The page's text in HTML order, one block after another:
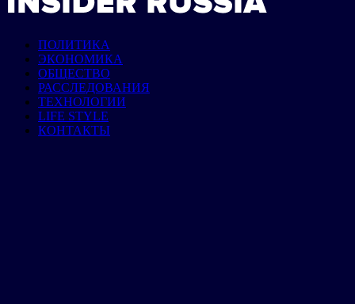
ПОЛИТИКА
ЭКОНОМИКА
ОБЩЕСТВО
РАССЛЕДОВАНИЯ
ТЕХНОЛОГИИ
LIFE STYLE
КОНТАКТЫ